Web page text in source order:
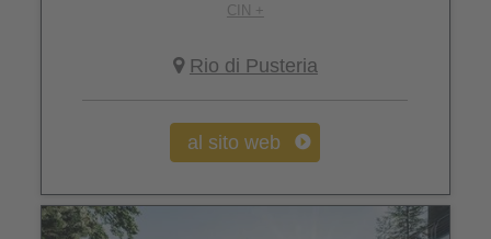
CIN +
Rio di Pusteria
al sito web